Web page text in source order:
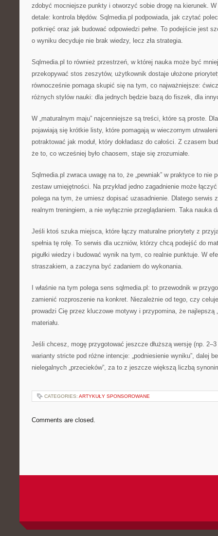
zdobyć mocniejsze punkty i otworzyć sobie drogę na kierunek.
detale: kontrola błędów. Sqlmedia.pl podpowiada, jak czytać
potknięć oraz jak budować odpowiedzi pełne. To podejście jest
o wyniku decyduje nie brak wiedzy, lecz zła strategia.
Sqlmedia.pl to również przestrzeń, w której nauka może być
przekopywać stos zeszytów, użytkownik dostaje ułożone
równocześnie pomaga skupić się na tym, co najważniejsze:
różnych stylów nauki: dla jednych będzie bazą do fiszek, dla
W „maturalnym maju” najcenniejsze są treści, które są proste.
pojawiają się krótkie listy, które pomagają w wieczornym
potraktować jak moduł, który dokładasz do całości. Z czasem
że to, co wcześniej było chaosem, staje się zrozumiałe.
Sqlmedia.pl zwraca uwagę na to, że „pewniak” w praktyce to nie
zestaw umiejętności. Na przykład jedno zagadnienie może
polega na tym, że umiesz dopisać uzasadnienie. Dlatego serwis
realnym treningiem, a nie wyłącznie przeglądaniem. Taka nauka
Jeśli ktoś szuka miejsca, które łączy maturalne priorytety z
spełnia tę rolę. To serwis dla uczniów, którzy chcą podejść do
pigułki wiedzy i budować wynik na tym, co realnie punktuje. W
straszakiem, a zaczyna być zadaniem do wykonania.
I właśnie na tym polega sens sqlmedia.pl: to przewodnik w
zamienić rozproszenie na konkret. Niezależnie od tego, czy
prowadzi Cię przez kluczowe motywy i przypomina, że najlepszą
materiału.
Jeśli chcesz, mogę przygotować jeszcze dłuższą wersję (np.
warianty stricte pod różne intencje: „podniesienie wyniku”, dalej
nielegalnych „przecieków”, za to z jeszcze większą liczbą
CATEGORIES: ARTYKUŁY SPONSOROWANE
Comments are closed.